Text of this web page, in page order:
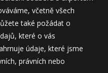
včetně všech
také požádat o
které o vás
údaje, které jsme
právních nebo